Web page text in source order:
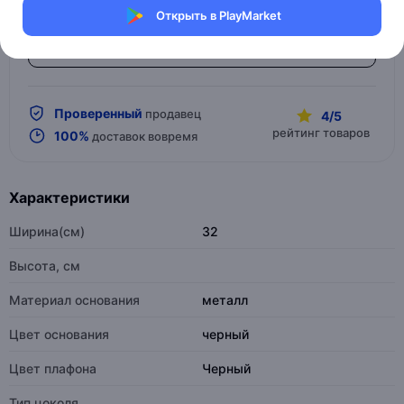
Открыть в PlayMarket
Проверенный продавец
100% доставок вовремя
4/5
рейтинг товаров
Характеристики
Ширина(см) 32
Высота, см
Материал основания металл
Цвет основания черный
Цвет плафона Черный